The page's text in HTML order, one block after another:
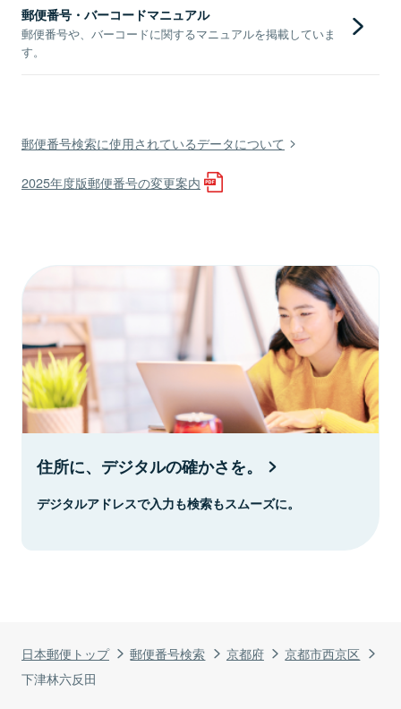
日本郵便トップ 郵便番号検索 京都府
京都市西京区
下津林六反田
郵便番号・バーコードマニュアル
郵便番号や、バーコードに関するマニュアルを掲載していま
す。
郵便番号検索に使用されているデータについて
2025年度版郵便番号の変更案内
住所に、デジタルの確かさを。
デジタルアドレスで入力も検索もスムーズに。